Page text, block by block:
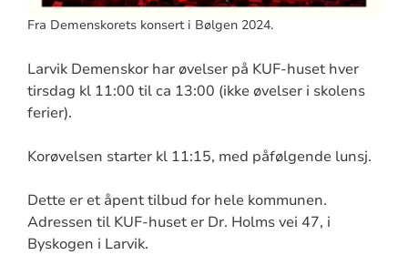
Fra Demenskorets konsert i Bølgen 2024.
Larvik Demenskor har øvelser på KUF-huset hver
tirsdag kl 11:00 til ca 13:00 (ikke øvelser i skolens
ferier).
Korøvelsen starter kl 11:15, med påfølgende lunsj.
Dette er et åpent tilbud for hele kommunen.
Adressen til KUF-huset er Dr. Holms vei 47, i
Byskogen i Larvik.